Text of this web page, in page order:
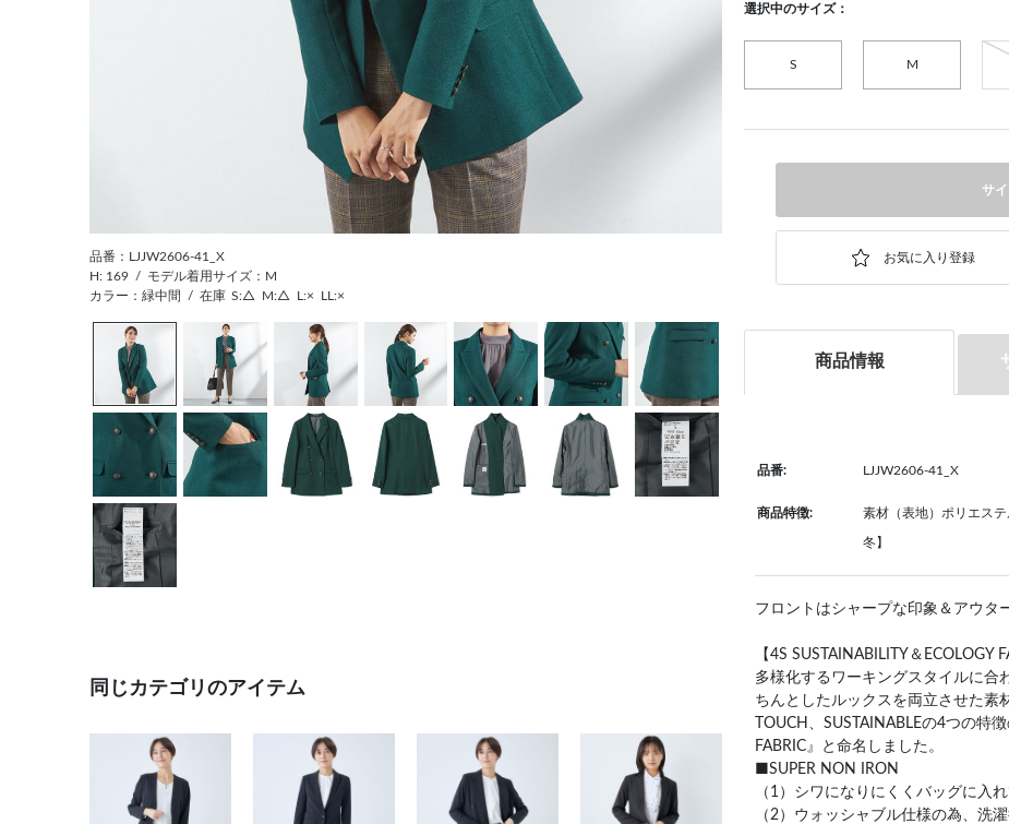
品番：LJJW2606-41_X
H: 169 / モデル着用サイズ：M
カラー：緑中間
/ 在庫 S:△ M:△ L:× LL:×
同じカテゴリのアイテム
選択中のサイズ：
S M
サ
商品情報
品番: LJJW2606-41_X
商品特徴: 素材（表地）ポリエス
冬】
フロントはシャープな印象＆アウタ
【4S SUSTAINABILITY＆ECOLOGY
多様化するワーキングスタイルに合
ちんとしたルックスを両立させた素
TOUCH、SUSTAINABLEの4つの特
FABRIC』と命名しました。
■SUPER NON IRON
（1）シワになりにくくバッグに入
（2）ウォッシャブル仕様の為、洗